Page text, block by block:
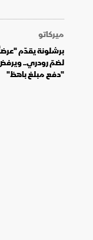
ميركاتو
برشلونة يقدّم
لضمّ رودري..
"دفع مبلغ باهظ"